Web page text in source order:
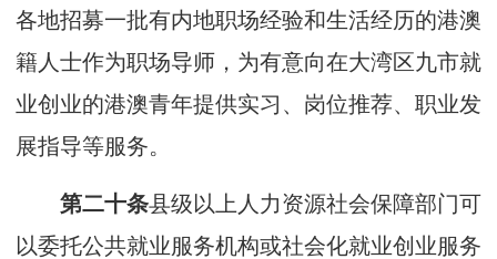
各地招募一批有内地职场经验和生活经历的港澳
籍人士作为职场导师，为有意向在大湾区九市就
业创业的港澳青年提供实习、岗位推荐、职业发
展指导等服务。
第二十条县级以上人力资源社会保障部门可
以委托公共就业服务机构或社会化就业创业服务